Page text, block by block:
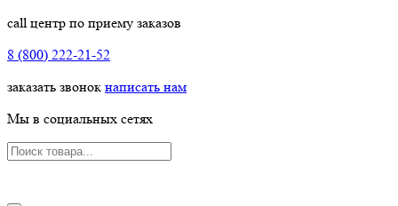
call центр по приему заказов
8 (800) 222-21-52
заказать звонок написать нам
Мы в социальных сетях